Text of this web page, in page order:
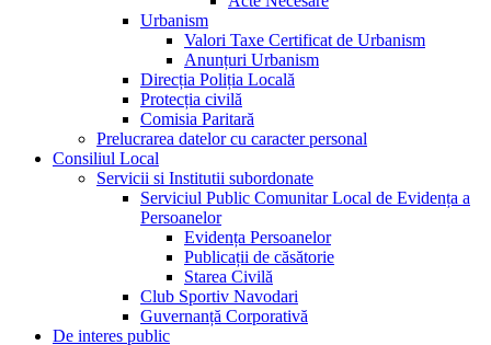
Urbanism
Valori Taxe Certificat de Urbanism
Anunțuri Urbanism
Direcția Poliția Locală
Protecția civilă
Comisia Paritară
Prelucrarea datelor cu caracter personal
Consiliul Local
Servicii si Institutii subordonate
Serviciul Public Comunitar Local de Evidența a
Persoanelor
Evidența Persoanelor
Publicații de căsătorie
Starea Civilă
Club Sportiv Navodari
Guvernanță Corporativă
De interes public